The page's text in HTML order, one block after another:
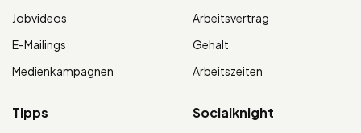
Jobvideos
E-Mailings
Medienkampagnen
Arbeitsvertrag
Gehalt
Arbeitszeiten
Tipps Socialknight